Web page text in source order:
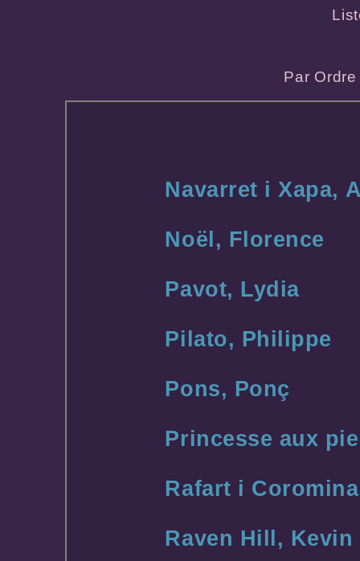
Par
Navarret i Xapa,
Noël, Florence
Pavot, Lydia
Pilato, Philippe
Pons, Ponç
Princesse aux
Rafart i
Raven Hill, Kevin